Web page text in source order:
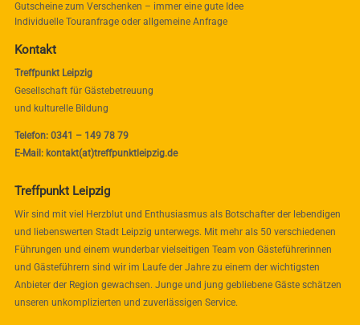
Gutscheine zum Verschenken – immer eine gute Idee
Individuelle Touranfrage oder allgemeine Anfrage
Kontakt
Treffpunkt Leipzig
Gesellschaft für Gästebetreuung
und kulturelle Bildung
Telefon: 0341 – 149 78 79
E-Mail: kontakt(at)treffpunktleipzig.de
Treffpunkt Leipzig
Wir sind mit viel Herzblut und Enthusiasmus als Botschafter der lebendigen
und liebenswerten Stadt Leipzig unterwegs. Mit mehr als 50 verschiedenen
Führungen und einem wunderbar vielseitigen Team von Gästeführerinnen
und Gästeführern sind wir im Laufe der Jahre zu einem der wichtigsten
Anbieter der Region gewachsen. Junge und jung gebliebene Gäste schätzen
unseren unkomplizierten und zuverlässigen Service.